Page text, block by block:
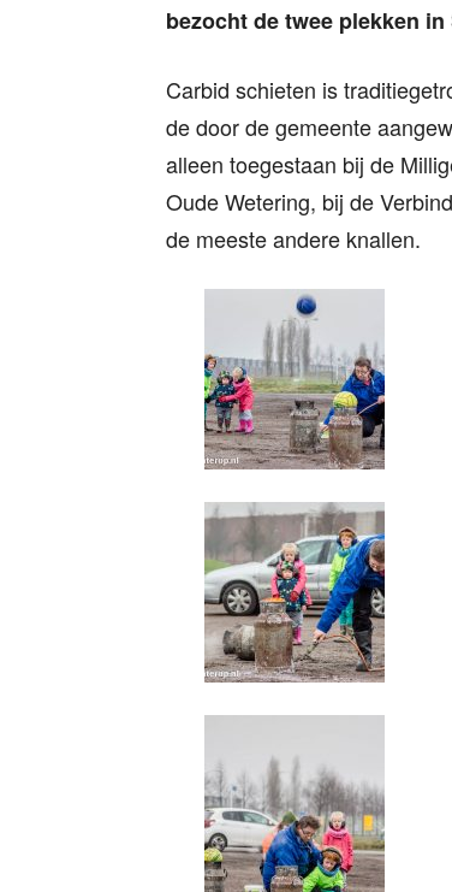
bezocht de twee plekken
Carbid schieten is
de door de gemeente
alleen toegestaan bij de
Oude Wetering, bij de
de meeste andere knallen.